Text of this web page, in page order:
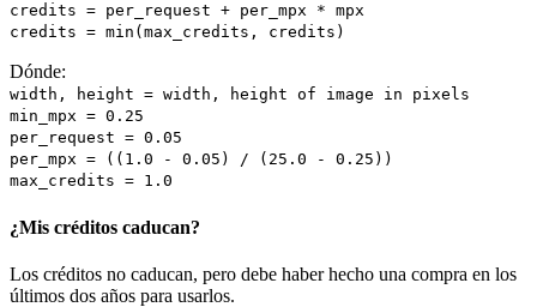
credits = per_request + per_mpx * mpx
credits = min(max_credits, credits)
Dónde:
width, height = width, height of image in pixels
min_mpx = 0.25
per_request = 0.05
per_mpx = ((1.0 - 0.05) / (25.0 - 0.25))
max_credits = 1.0
¿Mis créditos caducan?
Los créditos no caducan, pero debe haber hecho una compra en los
últimos dos años para usarlos.